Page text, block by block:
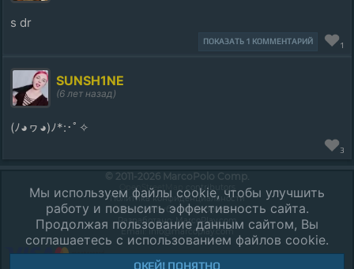
s dr
ПОКАЗАТЬ 1 КОММЕНТАРИЙ 1
SUNSH1NE
(6 лет назад)
(ﾉ◕ヮ◕)ﾉ*:･ﾟ✧
3
© 2011-2026 MarcoPolo Comp.
OpenStreetMap
contributors
Политика конфиденциальности
Договор публичной оферты
Разработано: MarcoPlay.com
Email: info@marcoplay.com
Мы используем файлы cookie, чтобы улучшить
работу и повысить эффективность сайта.
Продолжая пользование данным сайтом, Вы
соглашаетесь с использованием файлов cookie.
ОКЕЙ! ПОНЯТНО